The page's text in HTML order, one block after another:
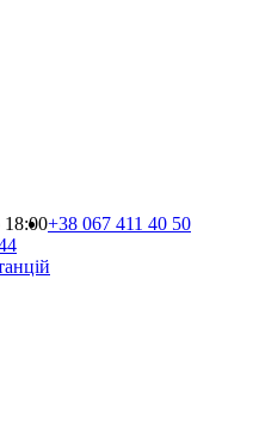
+38 067 411 40 50